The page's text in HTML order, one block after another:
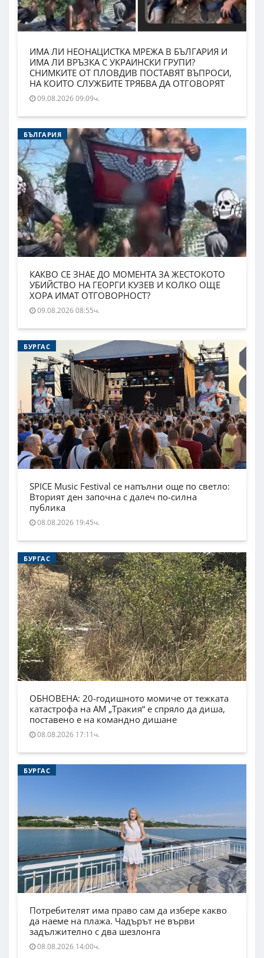
ИМА ЛИ НЕОНАЦИСТКА МРЕЖА В БЪЛГАРИЯ И
ИМА ЛИ ВРЪЗКА С УКРАИНСКИ ГРУПИ?
СНИМКИТЕ ОТ ПЛОВДИВ ПОСТАВЯТ ВЪПРОСИ,
НА КОИТО СЛУЖБИТЕ ТРЯБВА ДА ОТГОВОРЯТ
09.08.2026 09:09ч.
БЪЛГАРИЯ
КАКВО СЕ ЗНАЕ ДО МОМЕНТА ЗА ЖЕСТОКОТО
УБИЙСТВО НА ГЕОРГИ КУЗЕВ И КОЛКО ОЩЕ
ХОРА ИМАТ ОТГОВОРНОСТ?
09.08.2026 08:55ч.
БУРГАС
SPICE Music Festival се напълни още по светло:
Вторият ден започна с далеч по-силна
публика
08.08.2026 19:45ч.
БУРГАС
ОБНОВЕНА: 20-годишното момиче от тежката
катастрофа на АМ „Тракия“ е спряло да диша,
поставено е на командно дишане
08.08.2026 17:11ч.
БУРГАС
Потребителят има право сам да избере какво
да наеме на плажа. Чадърът не върви
задължително с два шезлонга
08.08.2026 14:00ч.